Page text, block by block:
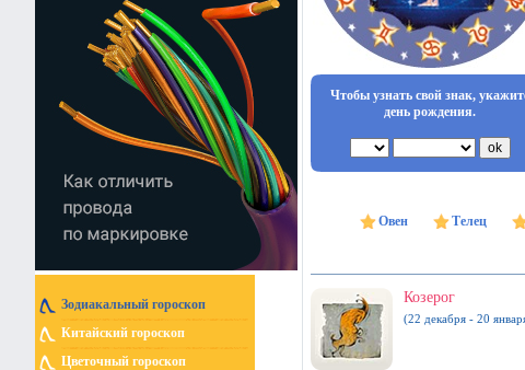
Зодиакальный гороскоп
Китайский гороскоп
Цветочный гороскоп
Чтобы узнать свой знак,
день рождения.
Овен Телец
Козерог
(22 декабря - 20